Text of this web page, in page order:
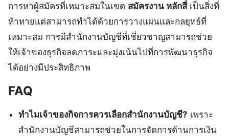
การหาผู้สมัครที่เหมาะสมในเขต สมัครงาน หลักสี่เป็นสิ่งที่
ท้าทายแต่สามารถทำได้ด้วยการวางแผนและกลยุทธ์ที่
เหมาะสม การมีสำนักงานบัญชีที่เชี่ยวชาญสามารถช่วย
ให้เจ้าของธุรกิจลดภาระและมุ่งเน้นไปที่การพัฒนาธุรกิจ
ได้อย่างมีประสิทธิภาพ
FAQ
ทำไมเจ้าของกิจการควรเลือกสำนักงานบัญชี? เพราะ
สำนักงานบัญชีสามารถช่วยในการจัดการด้านการเงิน